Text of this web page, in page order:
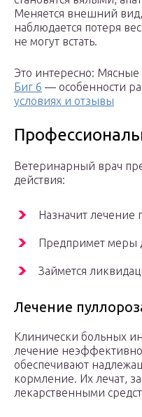
Меняется внешний
наблюдается потеря
не могут встать.
Это интересно:
Биг 6 — особенности
условиях и отзывы
Ветеринарный врач
действия:
Назначит лечение
Предпримет меры
Займется
Лечение
Клинически больных
лечение
обеспечивают
кормление. Их лечат,
лекарственными